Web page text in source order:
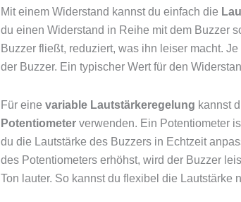
Mit einem Widerstand kannst du einfach die
du einen Widerstand in Reihe mit dem Buzzer
Buzzer fließt, reduziert, was ihn leiser macht.
der Buzzer. Ein typischer Wert für den
Für eine variable Lautstärkeregelung kannst
Potentiometer verwenden. Ein Potentiometer
du die Lautstärke des Buzzers in Echtzeit
des Potentiometers erhöhst, wird der Buzzer
Ton lauter. So kannst du flexibel die Lautstärke